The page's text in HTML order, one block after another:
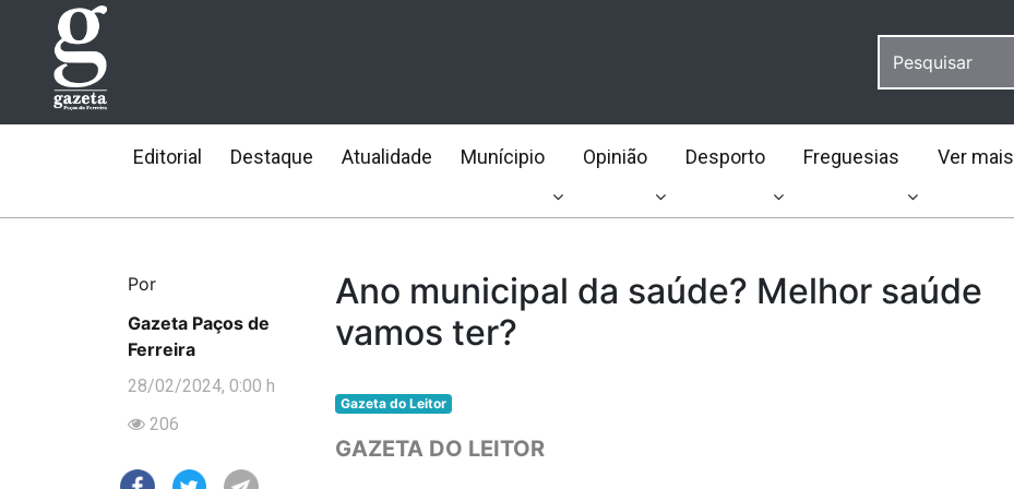
Editorial Destaque Atualidade Munícipio Opinião Desporto Freguesias Ver mais
Por
Gazeta Paços de
Ferreira
28/02/2024, 0:00 h
206
Ano municipal da saúde? Melhor saúde
vamos ter?
Gazeta do Leitor
GAZETA DO LEITOR